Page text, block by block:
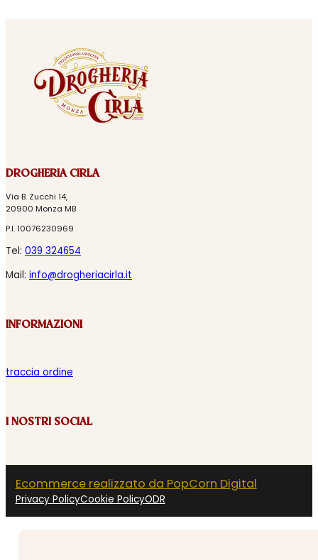
DROGHERIA CIRLA
Via B. Zucchi 14,
20900 Monza MB
P.I. 10076230969
Tel: 039 324654
Mail: info@drogheriacirla.it
INFORMAZIONI
traccia ordine
I NOSTRI SOCIAL
Ecommerce realizzato da PopCorn Digital
Privacy PolicyCookie PolicyODR